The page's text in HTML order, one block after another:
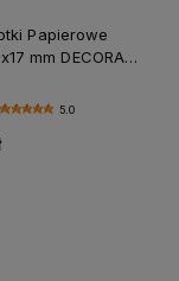
Papierowe
mm DECORA
5.0